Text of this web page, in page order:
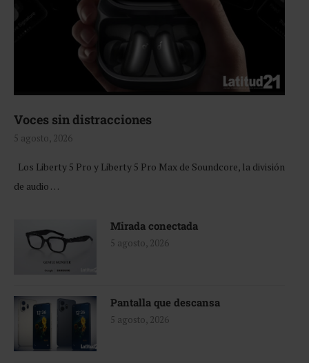
Voces sin distracciones
5 agosto, 2026
Los Liberty 5 Pro y Liberty 5 Pro Max de Soundcore, la división
de audio …
Mirada conectada
5 agosto, 2026
Pantalla que descansa
5 agosto, 2026